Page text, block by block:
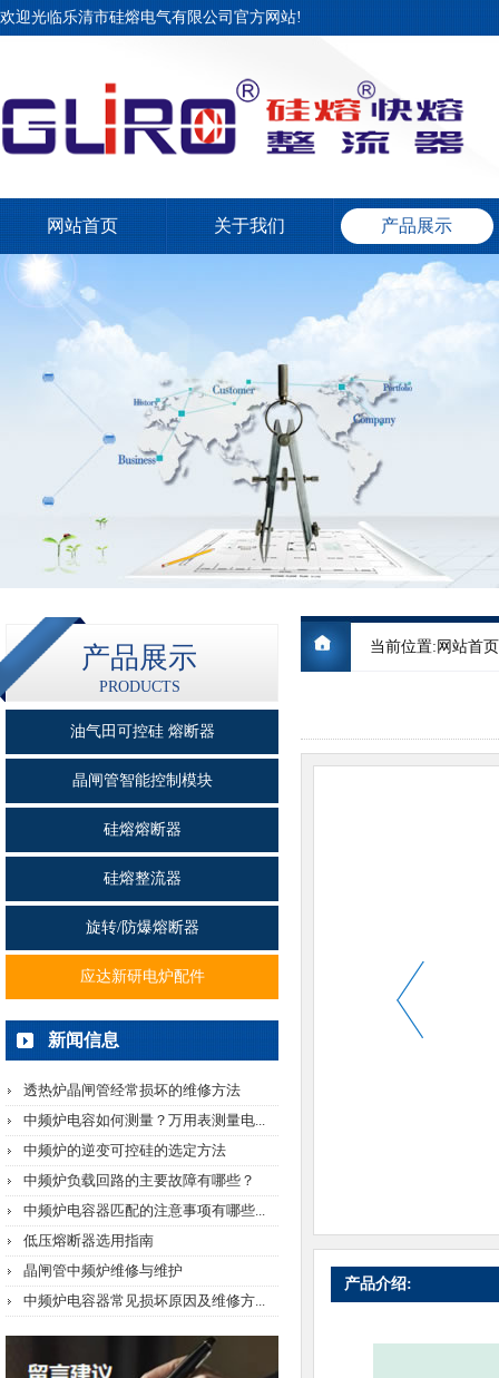
欢迎光临乐清市硅熔电气有限公司官方网站!
网站首页 关于我们 产品展示
产品展示
PRODUCTS
油气田可控硅 熔断器
晶闸管智能控制模块
硅熔熔断器
硅熔整流器
旋转/防爆熔断器
应达新研电炉配件
新闻信息
透热炉晶闸管经常损坏的维修方法
中频炉电容如何测量？万用表测量电...
中频炉的逆变可控硅的选定方法
中频炉负载回路的主要故障有哪些？
中频炉电容器匹配的注意事项有哪些...
低压熔断器选用指南
晶闸管中频炉维修与维护
中频炉电容器常见损坏原因及维修方...
当前位置: 网站首页
产品介绍: